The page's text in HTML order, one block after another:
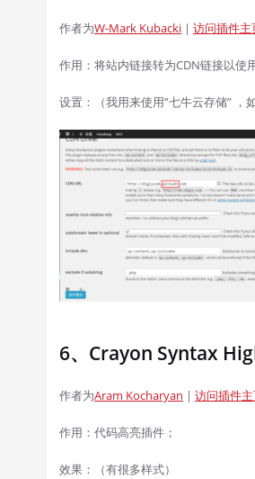
作者为W-Mark Kubacki | 访问插件主
作用：将站内链接转为CDN链接以使
设置：（我用来使用”七牛云存储” ，如
6、Crayon Syntax
作者为Aram Kocharyan | 访问插件
作用：代码高亮插件；
效果：（有很多样式）